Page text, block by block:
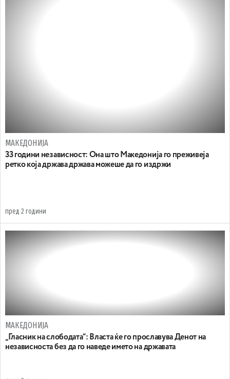
МАКЕДОНИЈА
33 години независност: Она што Македонија го преживеја
ретко која држава држава можеше да го издржи
пред 2 години
МАКЕДОНИЈА
„Гласник на слободата“: Власта ќе го прославува Денот на
независноста без да го наведе името на државата